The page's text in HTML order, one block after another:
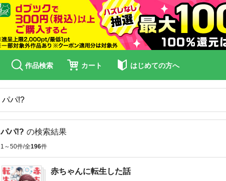
作品検索 カート はじめての方へ
パパ!? の検索結果
1～50件/全196件
赤ちゃんに転生した話